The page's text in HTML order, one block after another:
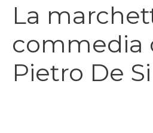
La
commedia
Pietro De